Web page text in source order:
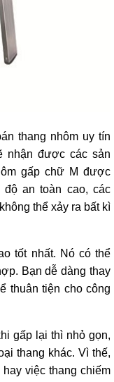
thang nhôm uy tín
nhận được các sản
gấp chữ M được
độ an toàn cao, các
thể xảy ra bất kì
tốt nhất. Nó có thể
Bạn dễ dàng thay
thuân tiện cho công
gấp lại thì nhỏ gọn,
thang khác. Vì thế,
việc thang chiếm